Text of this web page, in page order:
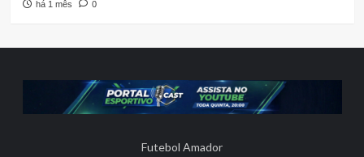
há 1 mês 0
Futebol Amador